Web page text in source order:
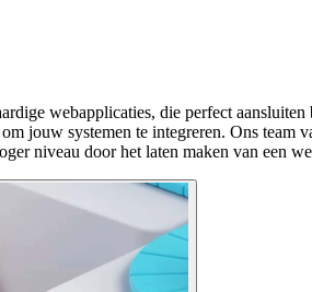
webapplicaties, die perfect
jouw systemen te integreren. Ons team
niveau door het laten maken van een